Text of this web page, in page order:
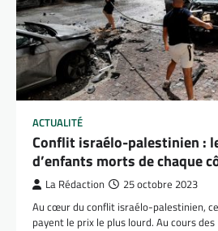
ACTUALITÉ
Conflit israélo-palestinien :
d’enfants morts de chaque
La Rédaction 25 octobre 2023
Au cœur du conflit israélo-palestinien,
payent le prix le plus lourd. Au cours